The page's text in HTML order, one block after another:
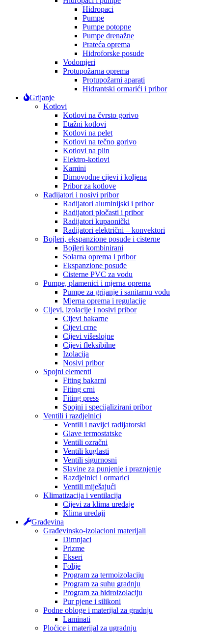
Hidropaci
Pumpe
Pumpe potopne
Pumpe drenažne
Prateća oprema
Hidroforske posude
Vodomjeri
Protupožarna oprema
Protupožarni aparati
Hidrantski ormarići i pribor
Grijanje
Kotlovi
Kotlovi na čvrsto gorivo
Etažni kotlovi
Kotlovi na pelet
Kotlovi na tečno gorivo
Kotlovi na plin
Elektro-kotlovi
Kamini
Dimovodne cijevi i koljena
Pribor za kotlove
Radijatori i nosivi pribor
Radijatori aluminijski i pribor
Radijatori pločasti i pribor
Radijatori kupaonički
Radijatori električni – konvektori
Bojleri, ekspanzione posude i cisterne
Bojleri kombinirani
Solarna oprema i pribor
Ekspanzione posuđe
Cisterne PVC za vodu
Pumpe, plamenici i mjerna oprema
Pumpe za grijanje i sanitarnu vodu
Mjerna oprema i regulacije
Cijevi, izolacije i nosivi pribor
Cijevi bakarne
Cijevi crne
Cijevi višeslojne
Cijevi fleksibilne
Izolacija
Nosivi pribor
Spojni elementi
Fiting bakarni
Fiting crni
Fiting press
Spojni i specijalizirani pribor
Ventili i razdjelnici
Ventili i navijci radijatorski
Glave termostatske
Ventili ozračni
Ventili kuglasti
Ventili sigurnosni
Slavine za punjenje i praznjenje
Razdjelnici i ormarici
Ventili miješajući
Klimatizacija i ventilacija
Cijevi za klima uređaje
Klima uređaji
Građevina
Građevinsko-izolacioni materijali
Dimnjaci
Prizme
Ekseri
Folije
Program za termoizolaciju
Program za suhu gradnju
Program za hidroizolaciju
Pur pjene i silikoni
Podne obloge i materijal za gradnju
Laminati
Ploćice i materijal za ugradnju